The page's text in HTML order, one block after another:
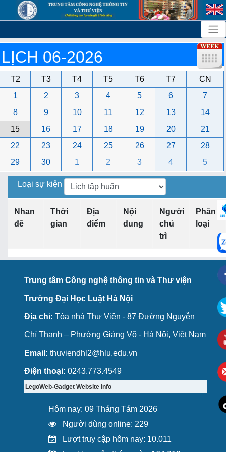
LỊCH 06-2026
T2 T3 T4 T5 T6 T7
CN
1
2 3 4 5 6
7
8
9 10 11 12 13
14
15
16 17 18 19 20
21
22
23 24 25 26 27
28
29
30 1 2 3 4 5
Loại sự kiện
Nhan
đề
Thời
gian
Địa
điểm
Nội
dung
Người
chủ
trì
Phân
loại
Trung tâm Công nghệ thông tin và Thư viện
Trường Đại Học Luật Hà Nội
Địa chỉ: Tòa nhà Thư Viện - 87 Đường Nguyễn
Chí Thanh – Phường Giảng Võ - Hà Nội, Việt Nam
Email: thuviendhl2@hlu.edu.vn
Điện thoại: 0243.773.4549
LegoWeb-Gadget Website Info
Hôm nay: 09 Tháng Tám 2026
Người dùng online: 229
Lượt truy cập hôm nay: 10.011